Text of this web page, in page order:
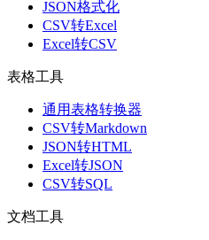
JSON格式化
CSV转Excel
Excel转CSV
表格工具
通用表格转换器
CSV转Markdown
JSON转HTML
Excel转JSON
CSV转SQL
文档工具